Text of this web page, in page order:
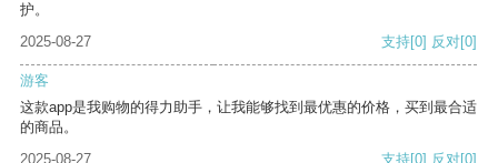
护。
2025-08-27
支持[0] 反对[0]
游客
这款app是我购物的得力助手，让我能够找到最优惠的价格，买到最合适
的商品。
2025-08-27
支持[0] 反对[0]